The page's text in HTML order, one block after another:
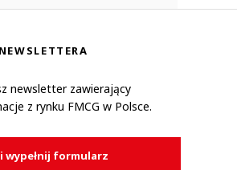
newsletter zawierający
z rynku FMCG w Polsce.
wypełnij formularz